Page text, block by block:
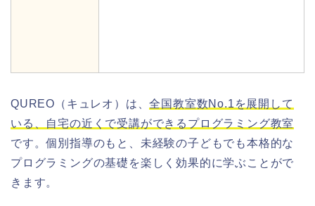
QUREO（キュレオ）は、全国教室数No.1を展開して
いる、自宅の近くで受講ができるプログラミング教室
です。個別指導のもと、未経験の子どもでも本格的な
プログラミングの基礎を楽しく効果的に学ぶことがで
きます。